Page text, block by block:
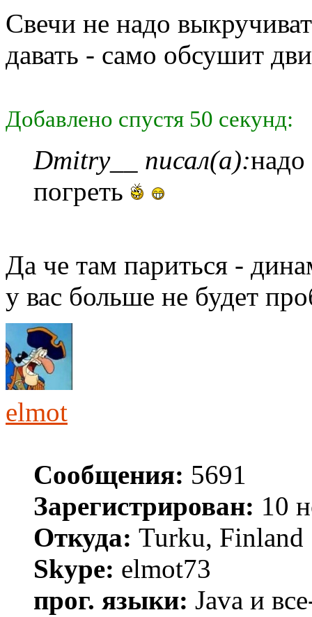
Свечи не надо
давать - само обсушит
Добавлено спустя 50 секунд:
Dmitry__ писал(а):надо
погреть
Да че там париться -
у вас больше не будет
elmot
Сообщения: 5691
Зарегистрирован: 10
Откуда: Turku, Finland
Skype: elmot73
прог. языки: Java и